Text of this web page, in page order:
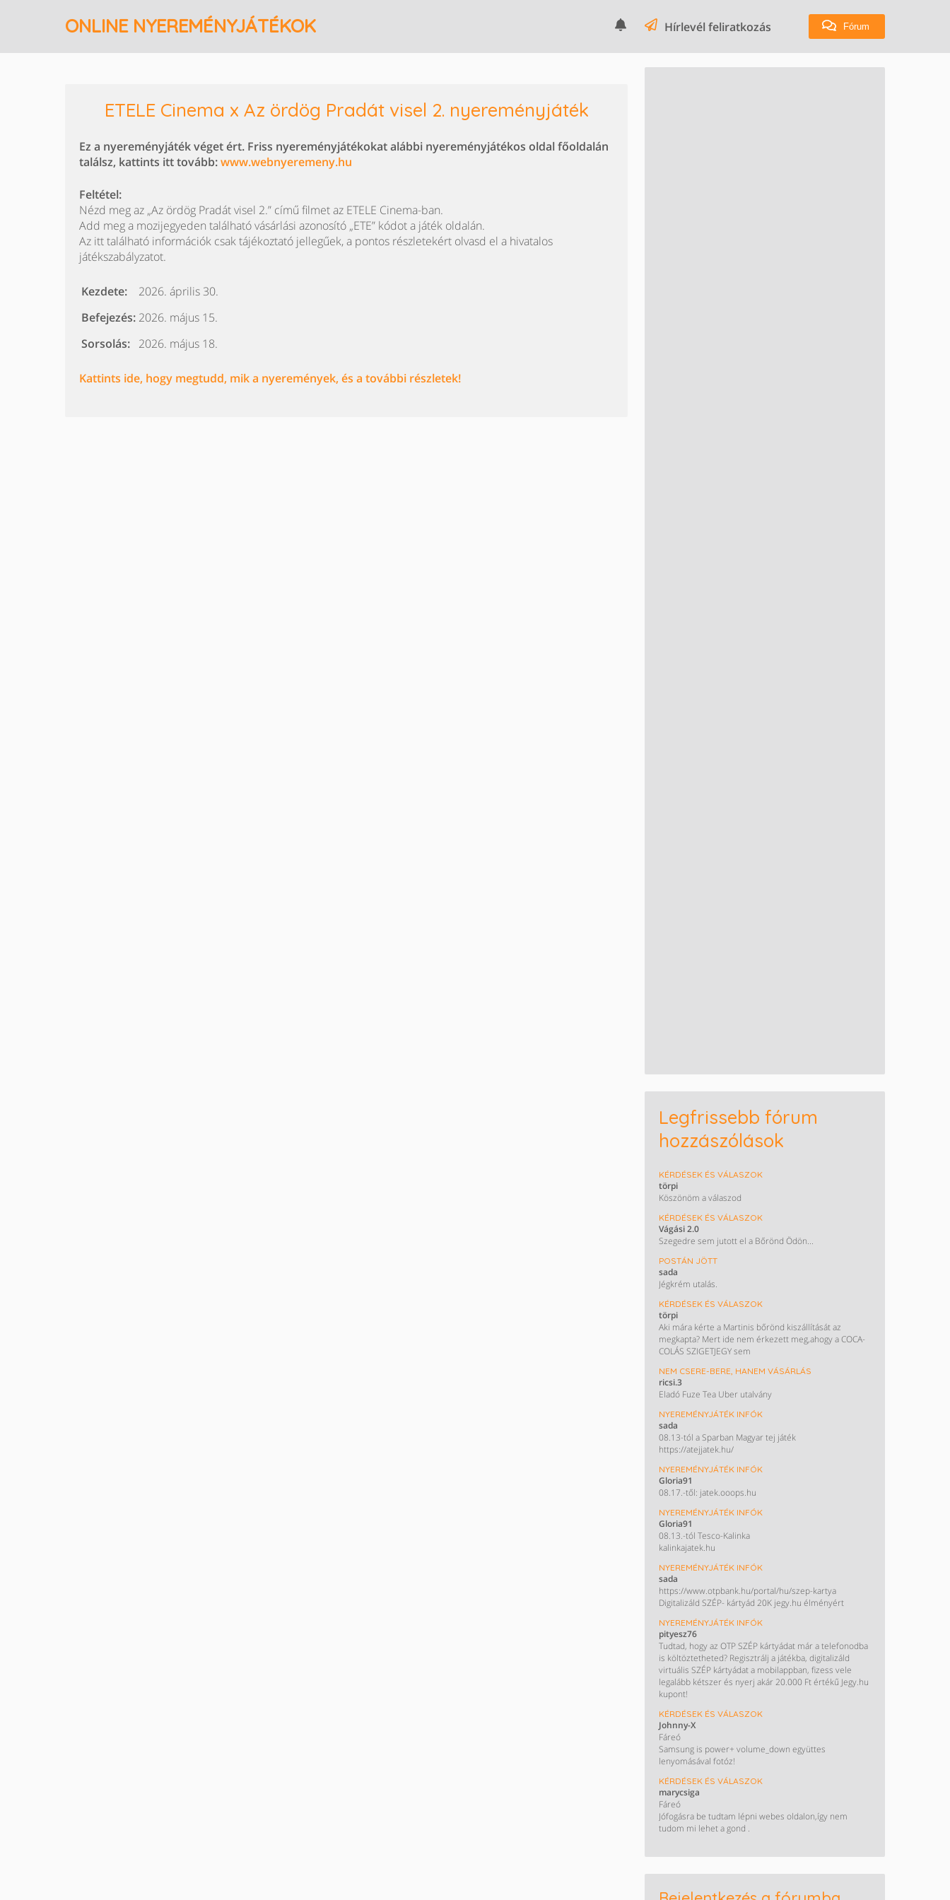
ONLINE NYEREMÉNYJÁTÉKOK Hírlevél feliratkozás Fórum
ETELE Cinema x Az ördög Pradát visel 2. nyereményjáték
Ez a nyereményjáték véget ért. Friss nyereményjátékokat alábbi nyereményjátékos oldal főoldalán
találsz, kattints itt tovább:www.webnyeremeny.hu
Feltétel:
Nézd meg az „Az ördög Pradát visel 2.” című filmet az ETELE Cinema-ban.
Add meg a mozijegyeden található vásárlási azonosító „ETE” kódot a játék oldalán.
Az itt található információk csak tájékoztató jellegűek, a pontos részletekért olvasd el a hivatalos
játékszabályzatot.
Kezdete:
2026. április 30.
Befejezés: 2026. május 15.
Sorsolás: 2026. május 18.
Kattints ide, hogy megtudd, mik a nyeremények, és a további részletek!
Legfrissebb fórum
hozzászólások
KÉRDÉSEK ÉS VÁLASZOK
törpi
Köszönöm a válaszod
KÉRDÉSEK ÉS VÁLASZOK
Vágási 2.0
Szegedre sem jutott el a Bőrönd Ödön...
POSTÁN JÖTT
sada
Jégkrém utalás.
KÉRDÉSEK ÉS VÁLASZOK
törpi
Aki mára kérte a Martinis bőrönd kiszállítását az
megkapta? Mert ide nem érkezett meg,ahogy a COCA-
COLÁS SZIGETJEGY sem
NEM CSERE-BERE, HANEM VÁSÁRLÁS
ricsi.3
Eladó Fuze Tea Uber utalvány
NYEREMÉNYJÁTÉK INFÓK
sada
08.13-tól a Sparban Magyar tej játék
https://atejjatek.hu/
NYEREMÉNYJÁTÉK INFÓK
Gloria91
08.17.-től: jatek.ooops.hu
NYEREMÉNYJÁTÉK INFÓK
Gloria91
08.13.-tól Tesco-Kalinka
kalinkajatek.hu
NYEREMÉNYJÁTÉK INFÓK
sada
https://www.otpbank.hu/portal/hu/szep-kartya
Digitalizáld SZÉP- kártyád 20K jegy.hu élményért
NYEREMÉNYJÁTÉK INFÓK
pityesz76
Tudtad, hogy az OTP SZÉP kártyádat már a telefonodba
is költöztetheted? Regisztrálj a játékba, digitalizáld
virtuális SZÉP kártyádat a mobilappban, fizess vele
legalább kétszer és nyerj akár 20.000 Ft értékű Jegy.hu
kupont!
KÉRDÉSEK ÉS VÁLASZOK
Johnny-X
Fáreó
Samsung is power+ volume_down együttes
lenyomásával fotóz!
KÉRDÉSEK ÉS VÁLASZOK
marycsiga
Fáreó
Jófogásra be tudtam lépni webes oldalon,így nem
tudom mi lehet a gond .